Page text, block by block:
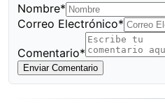
Nombre*
Correo Electrónico*
Comentario*
Enviar Comentario